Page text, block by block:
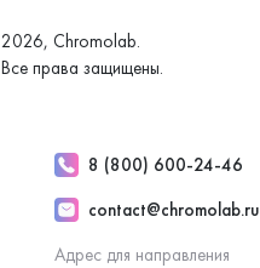
2026, Chromolab.
Все права защищены.
8 (800) 600-24-46
contact@chromolab.ru
Адрес для направления